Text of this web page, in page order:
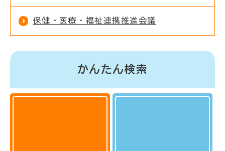
保健・医療・福祉連携推進会議
かんたん検索